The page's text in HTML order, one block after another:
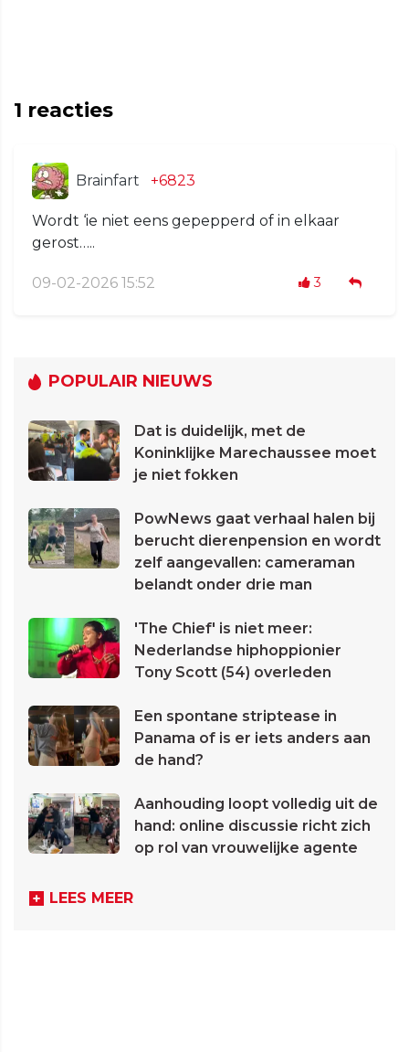
1 reacties
Brainfart +6823
Wordt ‘ie niet eens gepepperd of in elkaar
gerost…..
09-02-2026 15:52 3
POPULAIR NIEUWS
Dat is duidelijk, met de
Koninklijke Marechaussee moet
je niet fokken
PowNews gaat verhaal halen bij
berucht dierenpension en wordt
zelf aangevallen: cameraman
belandt onder drie man
'The Chief' is niet meer:
Nederlandse hiphoppionier
Tony Scott (54) overleden
Een spontane striptease in
Panama of is er iets anders aan
de hand?
Aanhouding loopt volledig uit de
hand: online discussie richt zich
op rol van vrouwelijke agente
LEES MEER